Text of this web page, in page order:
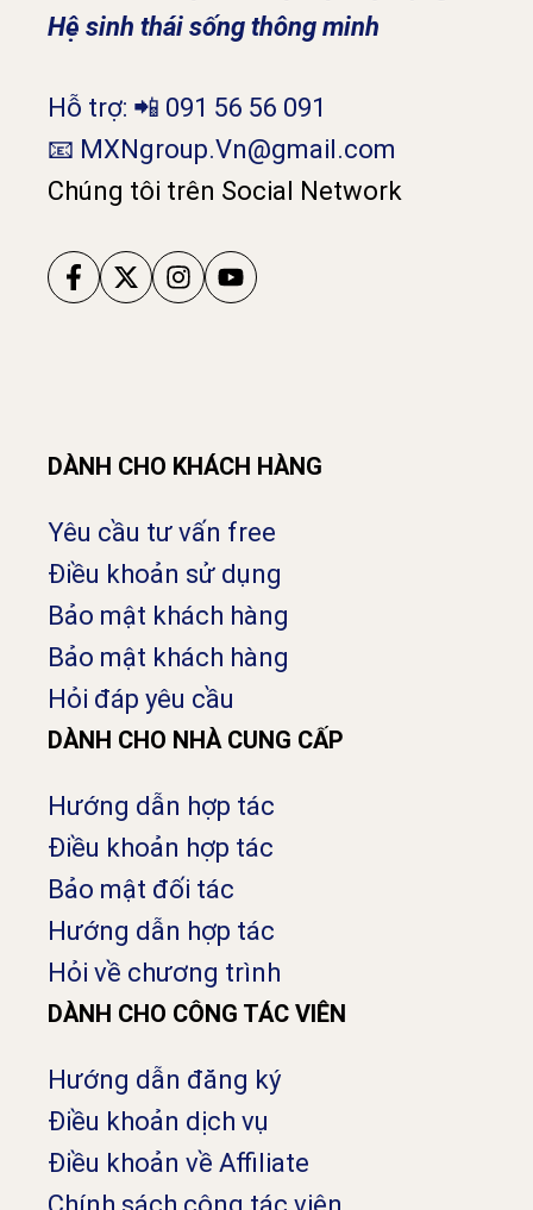
Hệ sinh thái sống thông minh
Hỗ trợ: 📲 091 56 56 091
📧 MXNgroup.Vn@gmail.com
Chúng tôi trên Social Network
DÀNH CHO KHÁCH HÀNG
Yêu cầu tư vấn free
Điều khoản sử dụng
Bảo mật khách hàng
Bảo mật khách hàng
Hỏi đáp yêu cầu
DÀNH CHO NHÀ CUNG CẤP
Hướng dẫn hợp tác
Điều khoản hợp tác
Bảo mật đối tác
Hướng dẫn hợp tác
Hỏi về chương trình
DÀNH CHO CÔNG TÁC VIÊN
Hướng dẫn đăng ký
Điều khoản dịch vụ
Điều khoản về Affiliate